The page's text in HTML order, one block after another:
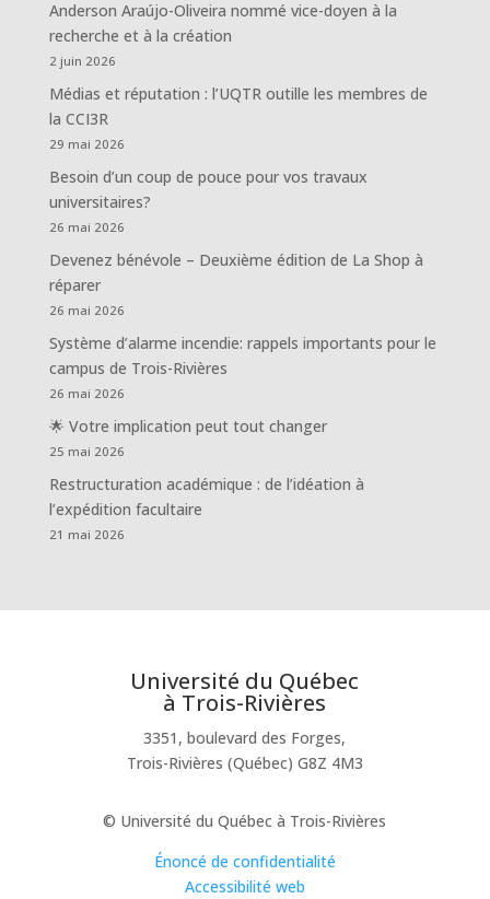
Anderson Araújo-Oliveira nommé vice-doyen à la
recherche et à la création
2 juin 2026
Médias et réputation : l’UQTR outille les membres de
la CCI3R
29 mai 2026
Besoin d’un coup de pouce pour vos travaux
universitaires?
26 mai 2026
Devenez bénévole – Deuxième édition de La Shop à
réparer
26 mai 2026
Système d’alarme incendie: rappels importants pour le
campus de Trois-Rivières
26 mai 2026
🌟 Votre implication peut tout changer
25 mai 2026
Restructuration académique : de l’idéation à
l’expédition facultaire
21 mai 2026
Université du Québec
à Trois-Rivières
3351, boulevard des Forges,
Trois-Rivières (Québec) G8Z 4M3
© Université du Québec à Trois-Rivières
Énoncé de confidentialité
Accessibilité web